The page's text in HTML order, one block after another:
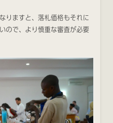
りますと、落札価格もそれに
ので、より慎重な審査が必要